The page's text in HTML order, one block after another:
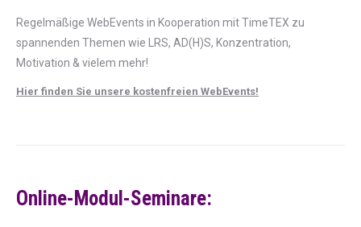
Regelmäßige WebEvents in Kooperation mit TimeTEX zu
spannenden Themen wie LRS, AD(H)S, Konzentration,
Motivation & vielem mehr!
Hier finden Sie unsere kostenfreien WebEvents!
Online-Modul-Seminare: